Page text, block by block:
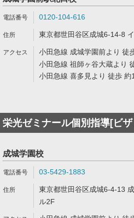
0120-104-616
東京都世田谷区成城6-14-8
小田急線 成城学園前より 徒
小田急線 祖師ヶ谷大蔵より
小田急線 喜多見より 徒歩 約
栄光ゼミナール個別指導[ビザ
成城学園校
03-5429-1883
東京都世田谷区成城6-4-13
ル2F